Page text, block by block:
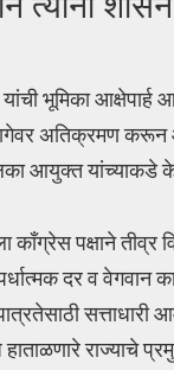
भूमिका
अतिक्रमण
आयुक्त यांच्याकडे
काँग्रेस पक्षाने
दर व वेगवान
राज्याचे